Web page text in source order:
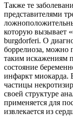
Также те
представителями
которую вызывает
burgdorferi. О
боррелиоза, можно
таким искажениям
состояние
инфаркт миокарда.
частицы
своей структуре
применяется для
извлекается из